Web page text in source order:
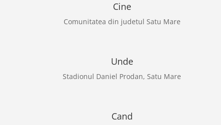
Cine
Comunitatea din judetul Satu Mare
Unde
Stadionul Daniel Prodan, Satu Mare
Cand